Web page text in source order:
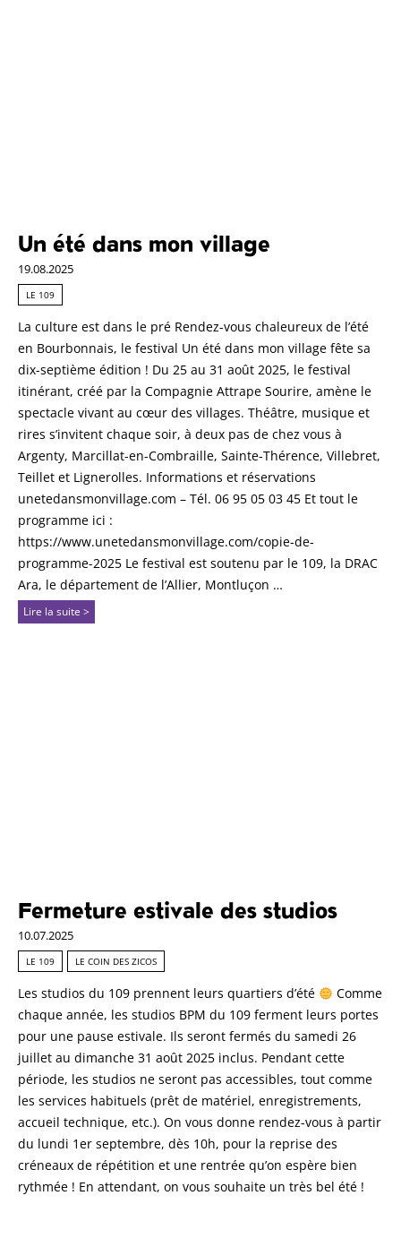
Un été dans mon village
19.08.2025
LE 109
La culture est dans le pré Rendez-vous chaleureux de l’été
en Bourbonnais, le festival Un été dans mon village fête sa
dix-septième édition ! Du 25 au 31 août 2025, le festival
itinérant, créé par la Compagnie Attrape Sourire, amène le
spectacle vivant au cœur des villages. Théâtre, musique et
rires s’invitent chaque soir, à deux pas de chez vous à
Argenty, Marcillat-en-Combraille, Sainte-Thérence, Villebret,
Teillet et Lignerolles. Informations et réservations
unetedansmonvillage.com – Tél. 06 95 05 03 45 Et tout le
programme ici :
https://www.unetedansmonvillage.com/copie-de-
programme-2025 Le festival est soutenu par le 109, la DRAC
Ara, le département de l’Allier, Montluçon …
Lire la suite >
Fermeture estivale des studios
10.07.2025
LE 109 LE COIN DES ZICOS
Les studios du 109 prennent leurs quartiers d’été
Comme
chaque année, les studios BPM du 109 ferment leurs portes
pour une pause estivale. Ils seront fermés du samedi 26
juillet au dimanche 31 août 2025 inclus. Pendant cette
période, les studios ne seront pas accessibles, tout comme
les services habituels (prêt de matériel, enregistrements,
accueil technique, etc.). On vous donne rendez-vous à partir
du lundi 1er septembre, dès 10h, pour la reprise des
créneaux de répétition et une rentrée qu’on espère bien
rythmée ! En attendant, on vous souhaite un très bel été !